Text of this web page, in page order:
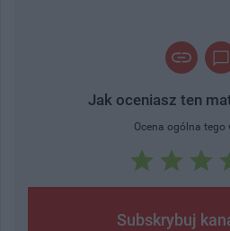
Jak oceniasz ten
Ocena ogólna tego
Subskrybuj